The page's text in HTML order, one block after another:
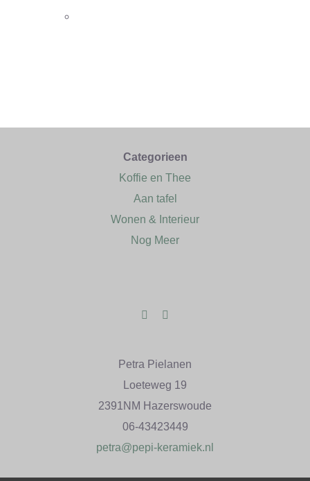
Categorieen
Koffie en Thee
Aan tafel
Wonen & Interieur
Nog Meer
Petra Pielanen
Loeteweg 19
2391NM Hazerswoude
06-43423449
petra@pepi-keramiek.nl